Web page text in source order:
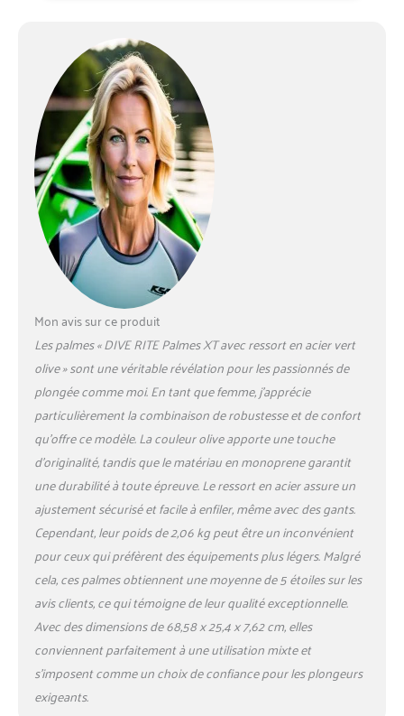
Mon avis sur ce produit
Les palmes « DIVE RITE Palmes XT avec ressort en acier vert
olive » sont une véritable révélation pour les passionnés de
plongée comme moi. En tant que femme, j’apprécie
particulièrement la combinaison de robustesse et de confort
qu’offre ce modèle. La couleur olive apporte une touche
d’originalité, tandis que le matériau en monoprene garantit
une durabilité à toute épreuve. Le ressort en acier assure un
ajustement sécurisé et facile à enfiler, même avec des gants.
Cependant, leur poids de 2,06 kg peut être un inconvénient
pour ceux qui préfèrent des équipements plus légers. Malgré
cela, ces palmes obtiennent une moyenne de 5 étoiles sur les
avis clients, ce qui témoigne de leur qualité exceptionnelle.
Avec des dimensions de 68,58 x 25,4 x 7,62 cm, elles
conviennent parfaitement à une utilisation mixte et
s’imposent comme un choix de confiance pour les plongeurs
exigeants.